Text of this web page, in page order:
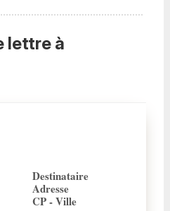
lettre à
Destinataire
Adresse
CP - Ville